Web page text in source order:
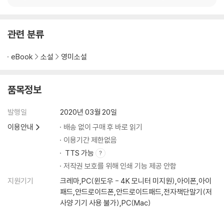
관련 분류
eBook 소설 영미소설
품목정보
발행일
2020년 03월 20일
이용안내
배송 없이 구매 후 바로 읽기
이용기간 제한없음
TTS 가능
저작권 보호를 위해 인쇄 기능 제공 안함
지원기기
크레마,PC(윈도우 - 4K 모니터 미지원),아이폰,아이
패드,안드로이드폰,안드로이드패드,전자책단말기(저
사양 기기 사용 불가),PC(Mac)